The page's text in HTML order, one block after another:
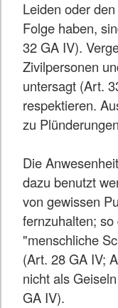
Leiden oder
Folge haben,
32 GA IV).
Zivilpersonen
untersagt (Art.
respektieren.
zu
Die
dazu benutzt
von gewissen
fernzuhalten;
"menschliche
(Art. 28 GA IV;
nicht als
GA IV).